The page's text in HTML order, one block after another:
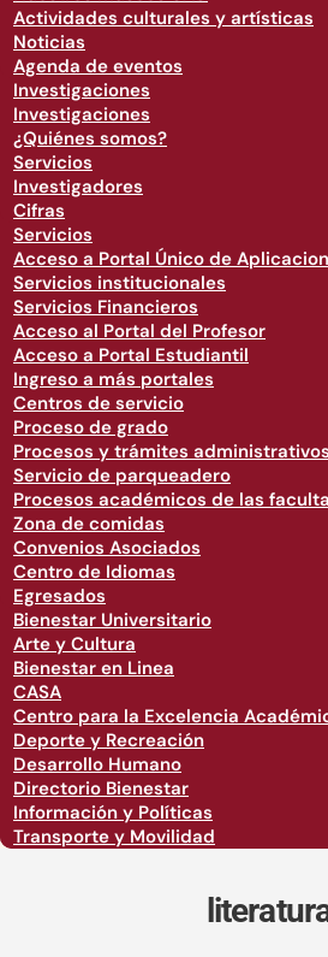
Actividades culturales y artísticas
Noticias
Agenda de eventos
Investigaciones
Investigaciones
¿Quiénes somos?
Servicios
Investigadores
Cifras
Servicios
Acceso a Portal Único de
Servicios institucionales
Servicios Financieros
Acceso al Portal del Profesor
Acceso a Portal Estudiantil
Ingreso a más portales
Centros de servicio
Proceso de grado
Procesos y trámites administrativos
Servicio de parqueadero
Procesos académicos de las
Zona de comidas
Convenios Asociados
Centro de Idiomas
Egresados
Bienestar Universitario
Arte y Cultura
Bienestar en Linea
CASA
Centro para la Excelencia
Deporte y Recreación
Desarrollo Humano
Directorio Bienestar
Información y Políticas
Transporte y Movilidad